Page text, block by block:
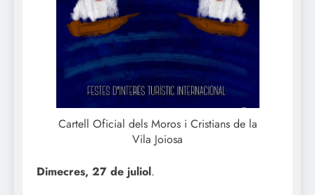
Cartell Oficial dels Moros i Cristians de la
Vila Joiosa
Dimecres, 27 de juliol.